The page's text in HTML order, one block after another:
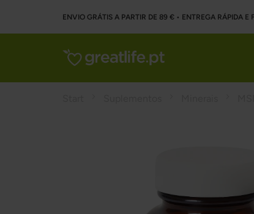
ENVIO GRÁTIS A PARTIR DE 89 € • ENTREGA RÁPIDA E